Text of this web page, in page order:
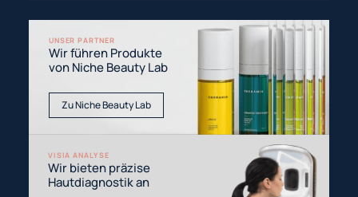
UNSER PARTNER
Wir führen Produkte
von Niche Beauty Lab
Zu Niche Beauty Lab
VISIA ANALYSE
Wir bieten präzise
Hautdiagnostik an